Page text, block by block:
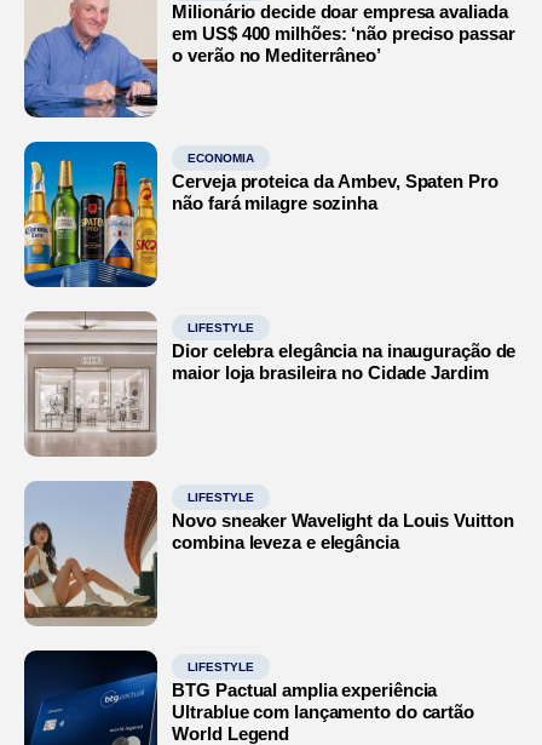
Milionário decide doar empresa avaliada
em US$ 400 milhões: ‘não preciso passar
o verão no Mediterrâneo’
ECONOMIA
Cerveja proteica da Ambev, Spaten Pro
não fará milagre sozinha
LIFESTYLE
Dior celebra elegância na inauguração de
maior loja brasileira no Cidade Jardim
LIFESTYLE
Novo sneaker Wavelight da Louis Vuitton
combina leveza e elegância
LIFESTYLE
BTG Pactual amplia experiência
Ultrablue com lançamento do cartão
World Legend